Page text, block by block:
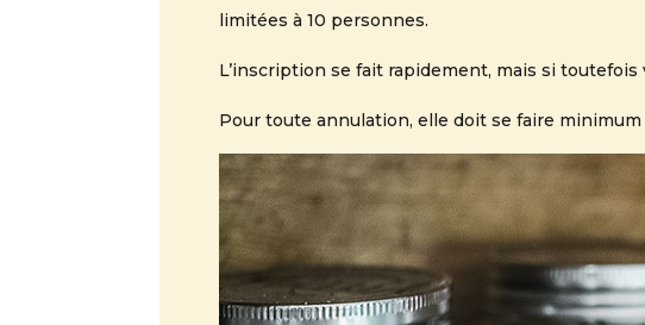
limitées à 10 personnes.
L’inscription se fait rapidement, mais si
Pour toute annulation, elle doit se faire